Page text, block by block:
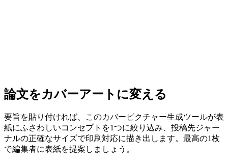
論文をカバーアートに変える
要旨を貼り付ければ、このカバーピクチャー生成ツールが表
紙にふさわしいコンセプトを1つに絞り込み、投稿先ジャー
ナルの正確なサイズで印刷対応に描き出します。最高の1枚
で編集者に表紙を提案しましょう。